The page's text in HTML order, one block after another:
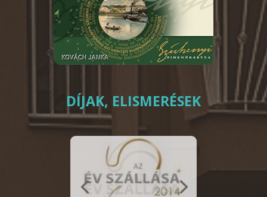
DÍJAK, ELISMERÉSEK